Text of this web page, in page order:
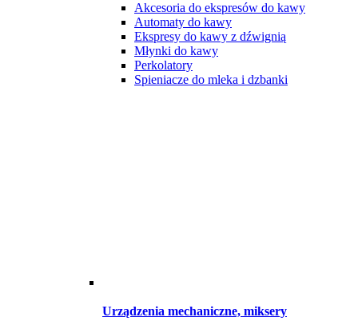
Akcesoria do ekspresów do kawy
Automaty do kawy
Ekspresy do kawy z dźwignią
Młynki do kawy
Perkolatory
Spieniacze do mleka i dzbanki
Urządzenia mechaniczne, miksery